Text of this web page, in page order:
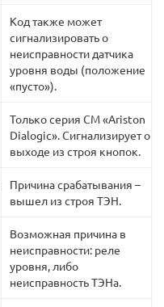
Код также может
сигнализировать о
неисправности датчика
уровня воды (положение
«пусто»).
Только серия СМ «Ariston
Dialogic». Сигнализирует о
выходе из строя кнопок.
Причина срабатывания –
вышел из строя ТЭН.
Возможная причина в
неисправности: реле
уровня, либо
неисправность ТЭНа.